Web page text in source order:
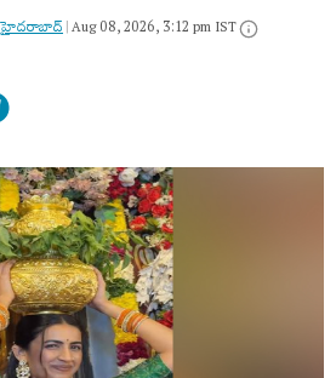
హైదరాబాద్​|Aug 08, 2026, 3:12 pm IST